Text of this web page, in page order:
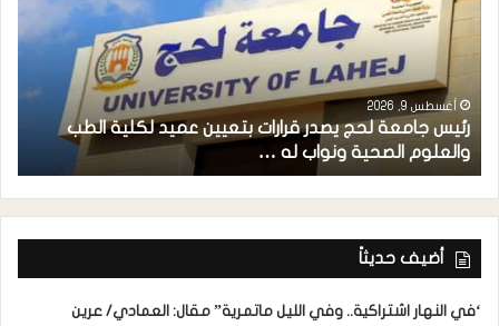
أغسطس 9, 2026
رئيس جامعة لحج يصدر قرارات بتعيين عميد لكلية الطب
والعلوم الصحية ونواب له …
أضيف حديثاً
‘في النهار اشتراكية.. وفي الليل ماتمرية” مقال: العمادي/ عرين